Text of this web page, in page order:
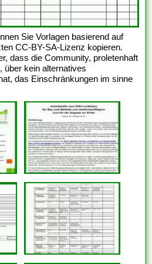
Sie Vorlagen basierend auf
CC-BY-SA-Lizenz kopieren.
dass die Community, proletenhaft
über kein alternatives
das Einschränkungen im sinne